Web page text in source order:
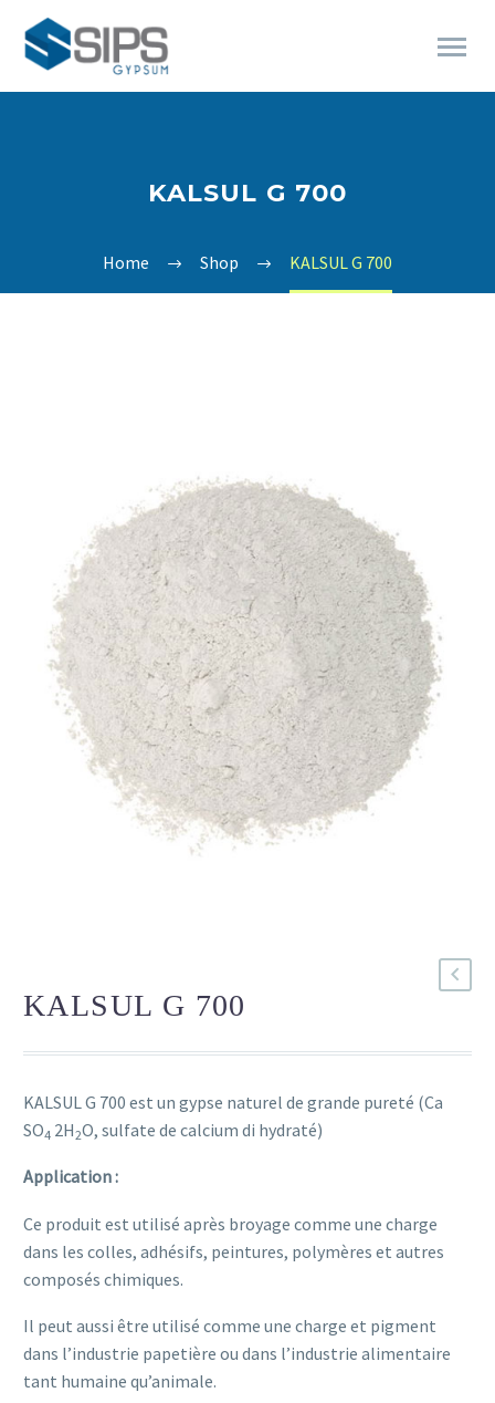
KALSUL G 700
Home Shop KALSUL G 700
KALSUL G 700
KALSUL G 700 est un gypse naturel de grande pureté (Ca
SO4 2H2O, sulfate de calcium di hydraté)
Application :
Ce produit est utilisé après broyage comme une charge
dans les colles, adhésifs, peintures, polymères et autres
composés chimiques.
Il peut aussi être utilisé comme une charge et pigment
dans l’industrie papetière ou dans l’industrie alimentaire
tant humaine qu’animale.